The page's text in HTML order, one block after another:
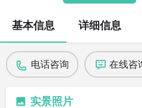
基本信息 详细信息
电话咨询 在线咨
实景照片